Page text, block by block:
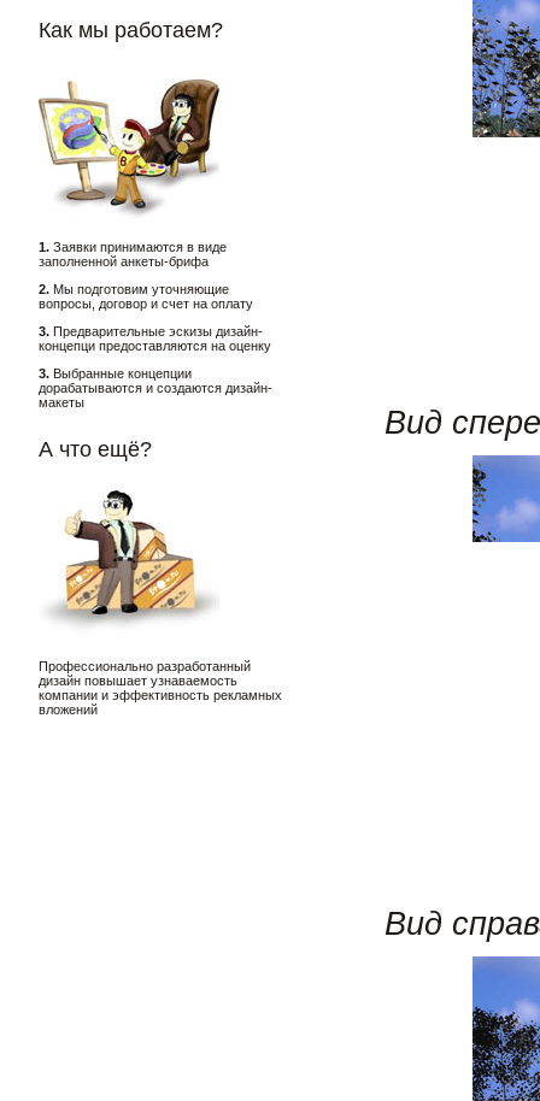
Как мы работаем?
1. Заявки принимаются в виде
заполненной анкеты-брифа
2. Мы подготовим уточняющие
вопросы, договор и счет на оплату
3. Предварительные эскизы дизайн-
концепци предоставляются на оценку
3. Выбранные концепции
дорабатываются и создаются дизайн-
макеты
А что ещё?
Профессионально разработанный
дизайн повышает узнаваемость
компании и эффективность рекламных
вложений
Вид
Вид